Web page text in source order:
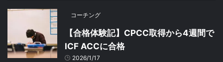
コーチング
【合格体験記】CPCC取得から4週間で
ICF ACCに合格
2026/1/17